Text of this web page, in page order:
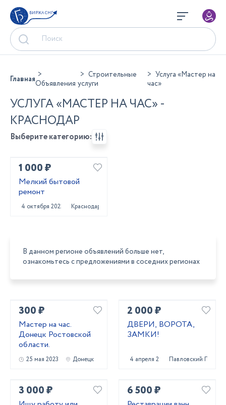
БИРЖА СНГ
ГлавнаяОбъявления
Строительные
услуги
Услуга «Мастер на
час»
УСЛУГА «МАСТЕР НА ЧАС» -
КРАСНОДАР
Выберите категорию:
1 000 ₽
Мелкий бытовой
ремонт
4 октября 2022 Краснодар
В данном регионе объявлений больше нет,
ознакомьтесь с предложениями в соседних регионах
300 ₽
Мастер на час.
Донецк Ростовской
области.
25 мая 2023 Донецк
2 000 ₽
ДВЕРИ, ВОРОТА,
ЗАМКИ!
4 апреля 2022 Павловский Посад
3 000 ₽ 6 500 ₽